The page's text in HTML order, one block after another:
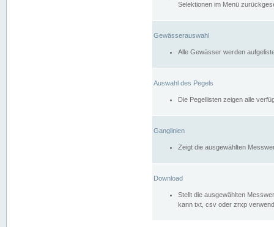
Selektionen im Menü
Gewässerauswahl
Alle Gewässer werden
Auswahl des Pegels
Die Pegellisten zeigen alle
Ganglinien
Zeigt die ausgewählten
Download
Stellt die ausgewählten
kann txt, csv oder zrxp